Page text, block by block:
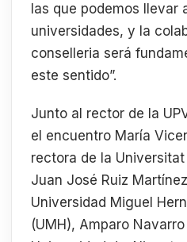
las que podemos llevar
universidades, y la
conselleria será
este sentido”.
Junto al rector de la
el encuentro María
rectora de la
Juan José Ruiz
Universidad Miguel
(UMH), Amparo